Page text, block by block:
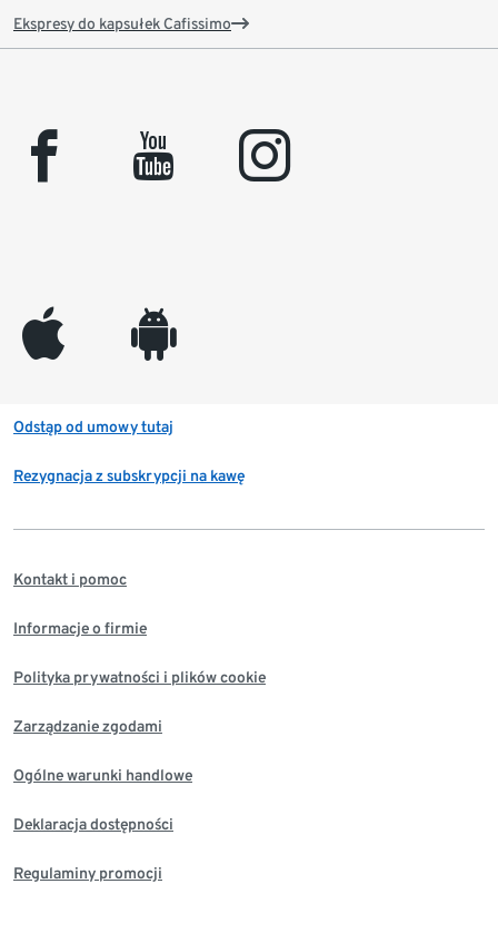
Ekspresy do kapsułek Cafissimo
facebook youtube instagram
appleinc android
Odstąp od umowy tutaj
Rezygnacja z subskrypcji na kawę
Kontakt i pomoc
Informacje o firmie
Polityka prywatności i plików cookie
Zarządzanie zgodami
Ogólne warunki handlowe
Deklaracja dostępności
Regulaminy promocji